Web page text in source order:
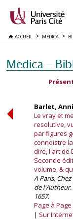
ACCUEIL MEDICA
Medica —
Barlet,
Le vray et
resolutive,
par figures
connoistre
dire, l'art de
Seconde
volume, &
A Paris,
de l'Autheur.
1657.
Page à Page
Sur